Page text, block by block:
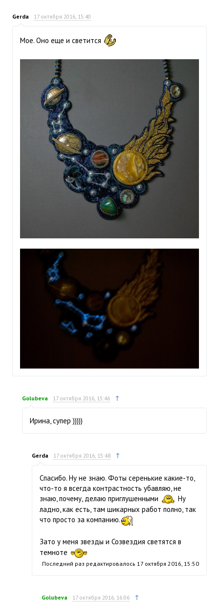
Gerda 17 октября 2016, 15:40
Мое. Оно еще и светится
Golubeva 17 октября 2016, 15:46 ↑
Ирина, супер )))))
Gerda 17 октября 2016, 15:48 ↑
Спасибо. Ну не знаю. Фоты серенькие какие-то,
что-то я всегда контрастность убавляю, не
знаю, почему, делаю приглушенными
Ну
ладно, как есть, там шикарных работ полно, так
что просто за компанию.
Зато у меня звезды и Созвездия светятся в
темноте
Последний раз редактировалось 17 октября 2016, 15:50
Golubeva 17 октября 2016, 16:06 ↑